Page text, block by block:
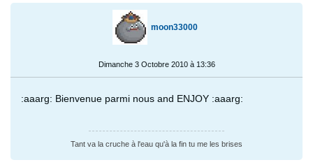
moon33000
Dimanche 3 Octobre 2010 à 13:36
:aaarg: Bienvenue parmi nous and ENJOY :aaarg:
Tant va la cruche à l'eau qu'à la fin tu me les brises